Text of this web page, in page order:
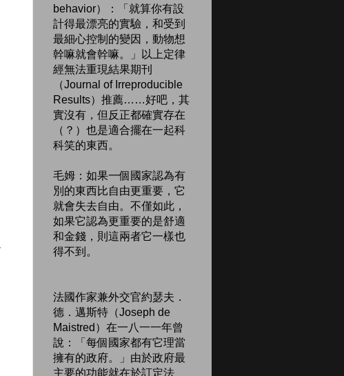
behavior）：「就算你有設
計得最漂亮的實驗，和受到
最細心控制的變因，動物想
幹嘛就會幹嘛。」以上定律
經無法重現結果期刊
（Journal of Irreproducible
Results）推薦……好吧，其
實沒有，但反正都確實存在
（？）也是適合擺在一起科
科笑的東西。
毛姆：如果一個國家認為有
別的東西比自由更重要，它
就會失去自由。不僅如此，
如果它認為更重要的是舒適
和金錢，則這兩者它一樣也
得不到。
法國作家兼外交官約瑟夫．
德．邁斯特（Joseph de
Maistred）在一八一一年曾
說：「每個國家都有它理當
擁有的政府。」由於政府最
主要的功能就在於訂定法